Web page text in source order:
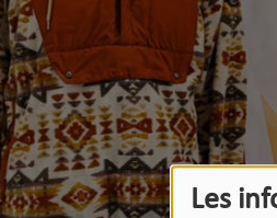
Les